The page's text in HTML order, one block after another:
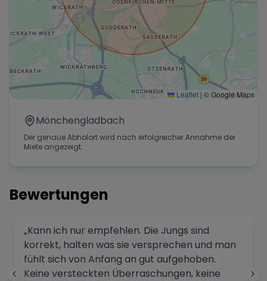
Leaflet | © Google Maps
Mönchengladbach
Der genaue Abholort wird nach erfolgreicher Annahme der
Miete angezeigt.
Bewertungen
„Kann ich nur empfehlen. Die Jungs sind
korrekt, halten was sie versprechen und man
fühlt sich von Anfang an gut aufgehoben.
Keine versteckten Überraschungen, keine